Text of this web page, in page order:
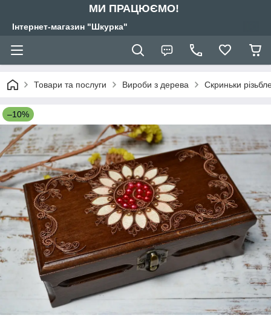
МИ ПРАЦЮЄМО!
Інтернет-магазин "Шкурка"
Товари та послуги Вироби з дерева Скриньки
–10%